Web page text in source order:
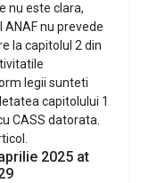
nu este clara,
nu prevede
la capitolul 2 din
legii sunteti
capitolului 1
CASS datorata.
2025 at